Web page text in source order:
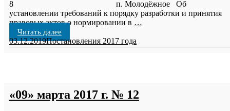
8 п. Молодёжное Об
установлении требований к порядку разработки и принятия
правовых актов о нормировании в …
Читать далее
03.12.2019Постановления 2017 года
«09» марта 2017 г. № 12